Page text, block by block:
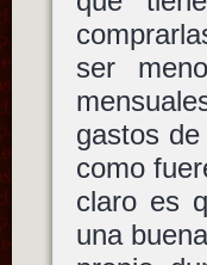
ser
gastos
como
claro es
una